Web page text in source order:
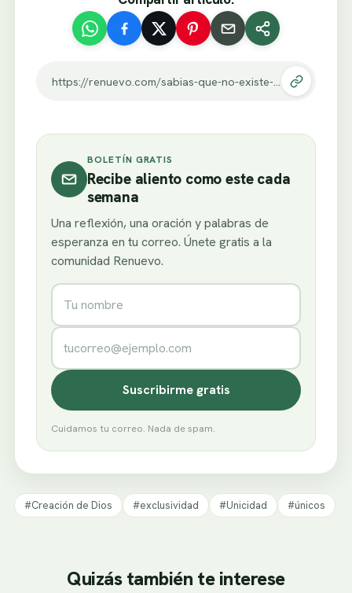
https://renuevo.com/sabias-que-no-existe-nadie-igual-a-ti.html
BOLETÍN GRATIS
Recibe aliento como este cada
semana
Una reflexión, una oración y palabras de
esperanza en tu correo. Únete gratis a la
comunidad Renuevo.
Nombre
Correo electrónico
Suscribirme gratis
Cuidamos tu correo. Nada de spam.
#Creación de Dios #exclusividad #Unicidad #únicos
Quizás también te interese